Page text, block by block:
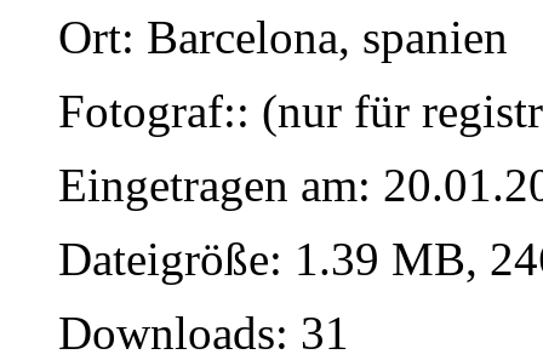
Ort: Barcelona, spanien
Fotograf:: (nur für
Eingetragen am:
Dateigröße: 1.39 MB,
Downloads: 31